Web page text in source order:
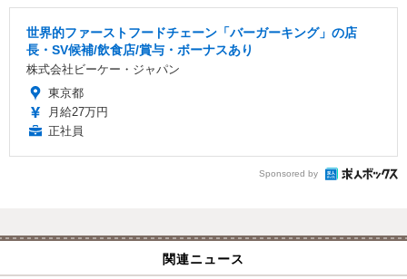
世界的ファーストフードチェーン「バーガーキング」の店
長・SV候補/飲食店/賞与・ボーナスあり
株式会社ビーケー・ジャパン
東京都
月給27万円
正社員
Sponsored by
関連ニュース